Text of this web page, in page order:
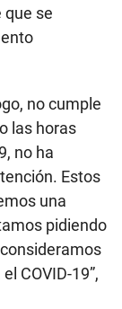
que se
no cumple
las horas
no ha
Estos
una
pidiendo
COVID-19”,